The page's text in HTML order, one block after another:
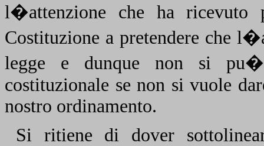
l�attenzione che ha
Costituzione a pretendere che
legge e dunque non si pu�
costituzionale se non si vuole
nostro ordinamento.
Si ritiene di dover